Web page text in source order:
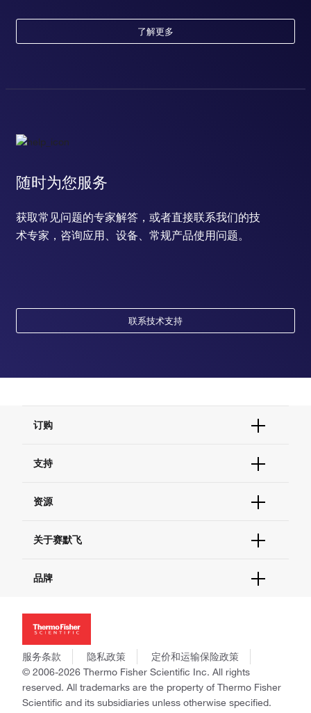
了解更多
随时为您服务
获取常见问题的专家解答，或者直接联系我们的技
术专家，咨询应用、设备、常规产品使用问题。
联系技术支持
订购
订单支持
现货供应中心
支持
联系我们 - 400 820 8982
查找文件&证书
资源
促销
社交媒体
关于赛默飞
招聘
新闻
社会责任
商标
政策和通知
品牌
Applied Biosystems
Invitrogen
Gibco
Ion Torrent
Unity Lab Services
Patheon
服务条款 隐私政策
定价和运输保险政策
© 2006-2026 Thermo Fisher Scientific Inc. All rights
reserved. All trademarks are the property of Thermo Fisher
Scientific and its subsidiaries unless otherwise specified.